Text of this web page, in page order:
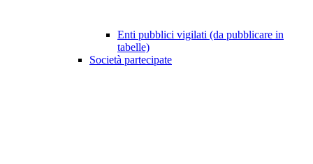
Enti pubblici vigilati (da pubblicare in
tabelle)
Società partecipate